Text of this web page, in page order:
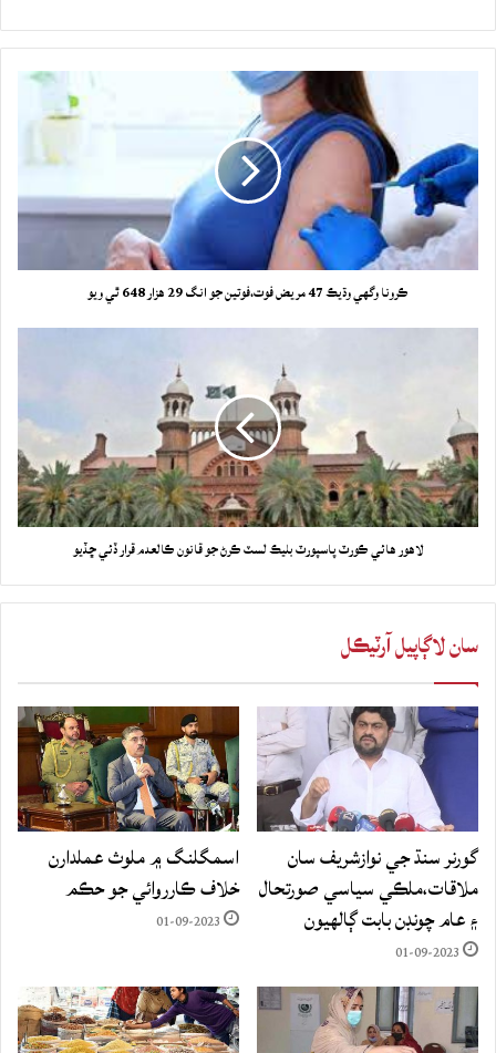
ڪرونا وگهي وڌيڪ 47 مريض فوت،فوتين جو انگ 29 هزار 648 ٿي ويو
لاهور هائي ڪورٽ پاسپورٽ بليڪ لسٽ ڪرڻ جو قانون ڪالعدم قرار ڏئي ڇڏيو
سان لاڳاپيل آرٽيڪل
گورنر سنڌ جي نوازشريف سان
ملاقات،ملڪي سياسي صورتحال
۽ عام چونڊن بابت ڳالهيون
01-09-2023
اسمگلنگ ۾ ملوث عملدارن
خلاف ڪارروائي جو حڪم
01-09-2023